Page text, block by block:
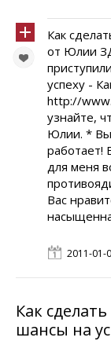
Как
от Юлии
успеху -
http://
узнайте,
Юлии. * Вы
работает!
для меня
Вас
2011-01-
Как
шансы на